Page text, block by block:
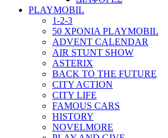
PLAYMOBIL
1-2-3
50 ΧΡΟΝΙΑ PLAYMOBIL
ADVENT CALENDAR
AIR STUNT SHOW
ASTERIX
BACK TO THE FUTURE
CITY ACTION
CITY LIFE
FAMOUS CARS
HISTORY
NOVELMORE